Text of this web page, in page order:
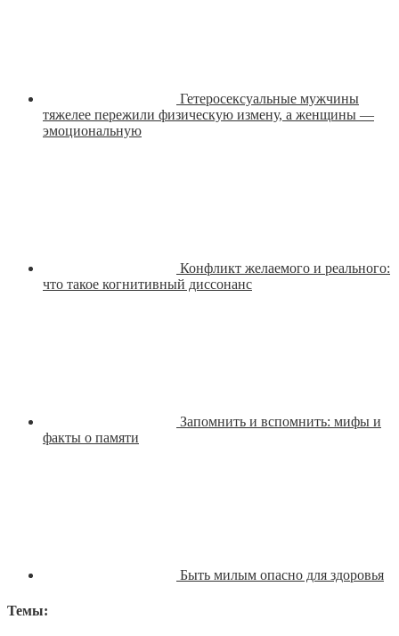
Гетеросексуальные мужчины
тяжелее пережили физическую измену, а женщины —
эмоциональную
Конфликт желаемого и реального:
что такое когнитивный диссонанс
Запомнить и вспомнить: мифы и
факты о памяти
Быть милым опасно для здоровья
Темы: